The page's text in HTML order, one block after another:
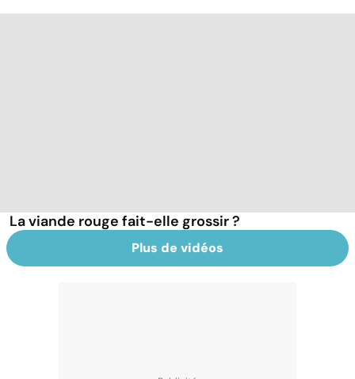
La viande rouge fait-elle grossir ?
Plus de vidéos